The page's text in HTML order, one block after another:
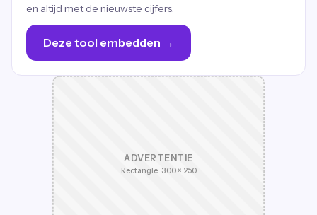
en altijd met de nieuwste cijfers.
Deze tool embedden →
ADVERTENTIE
Rectangle · 300 × 250